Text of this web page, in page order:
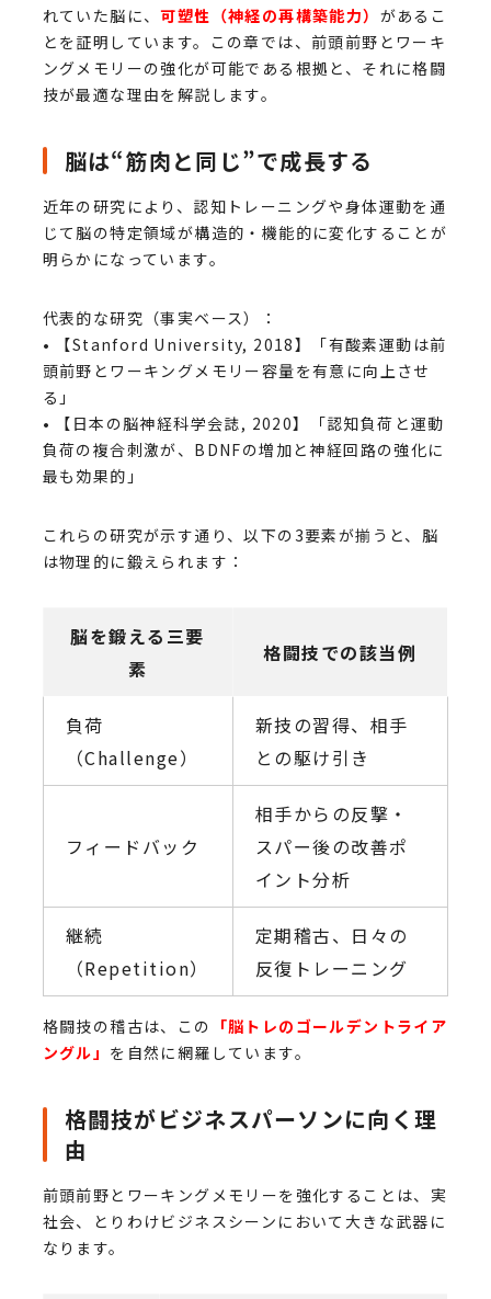
れていた脳に、可塑性（神経の再構築能力） があるこ
とを証明しています。この章では、前頭前野とワーキ
ングメモリーの強化が可能である根拠と、それに格闘
技が最適な理由を解説します。
脳は“筋肉と同じ”で成長する
近年の研究により、認知トレーニングや身体運動を通
じて脳の特定領域が構造的・機能的に変化することが
明らかになっています。
代表的な研究（事実ベース）：
• 【Stanford University, 2018】「有酸素運動は前
頭前野とワーキングメモリー容量を有意に向上させ
る」
• 【日本の脳神経科学会誌, 2020】「認知負荷と運動
負荷の複合刺激が、BDNFの増加と神経回路の強化に
最も効果的」
これらの研究が示す通り、以下の3要素が揃うと、脳
は物理的に鍛えられます：
脳を鍛える三要
素
格闘技での該当例
負荷
（Challenge）
新技の習得、相手
との駆け引き
フィードバック
相手からの反撃・
スパー後の改善ポ
イント分析
継続
（Repetition）
定期稽古、日々の
反復トレーニング
格闘技の稽古は、この 「脳トレのゴールデントライア
ングル」 を自然に網羅しています。
格闘技がビジネスパーソンに向く理
由
前頭前野とワーキングメモリーを強化することは、実
社会、とりわけビジネスシーンにおいて大きな武器に
なります。